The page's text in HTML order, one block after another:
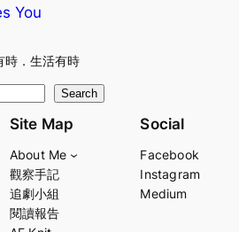
You
時．生活有時
Search
Site Map
About Me
觀察手記
追劇小組
閱讀報告
Social
Facebook
Instagram
Medium